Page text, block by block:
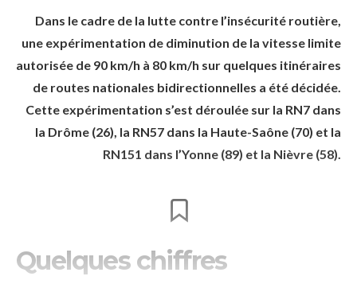
Dans le cadre de la lutte contre l’insécurité routière,
une expérimentation de diminution de la vitesse limite
autorisée de 90 km/h à 80 km/h sur quelques itinéraires
de routes nationales bidirectionnelles a été décidée.
Cette expérimentation s’est déroulée sur la RN7 dans
la Drôme (26), la RN57 dans la Haute-Saône (70) et la
RN151 dans l’Yonne (89) et la Nièvre (58).
Quelques chiffres